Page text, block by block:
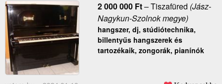
2 000 000 Ft–Tiszafüred (Jász-
Nagykun-Szolnok megye)
hangszer, dj, stúdiótechnika,
billentyűs hangszerek és
tartozékaik, zongorák, pianínók